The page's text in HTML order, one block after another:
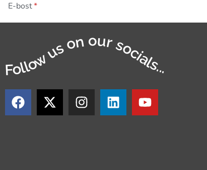
E-bost
Follow us on our socials...